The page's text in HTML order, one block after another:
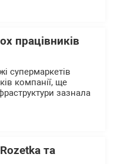
працівників
супермаркетів
компанії, ще
зазнала
та